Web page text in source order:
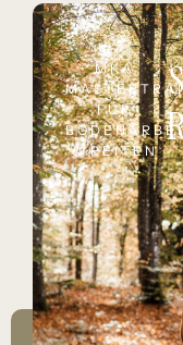
MKA
FÜR
& REITEN